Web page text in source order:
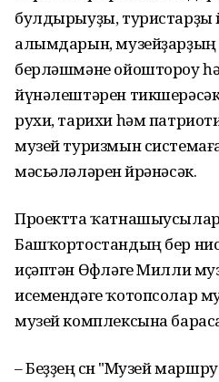
булдырыуҙы, туристарҙы
алымдарын,
берләшмәне ойоштороу
йүнәлештәрен
рухи, тарихи һәм
музей туризмын
мәсьәләләрен өйрәнәсәк.
Проектта
Башҡортостандың бер
иҫәптән Өфөләге Милли
исемендәге ҡотопсолар
музей комплексына
– Беҙҙең өсөн "Музей